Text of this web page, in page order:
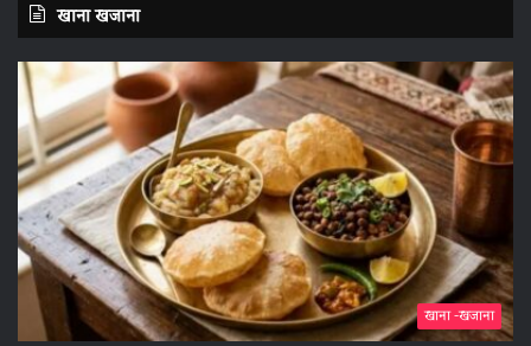
खाना खजाना
खाना -खजाना